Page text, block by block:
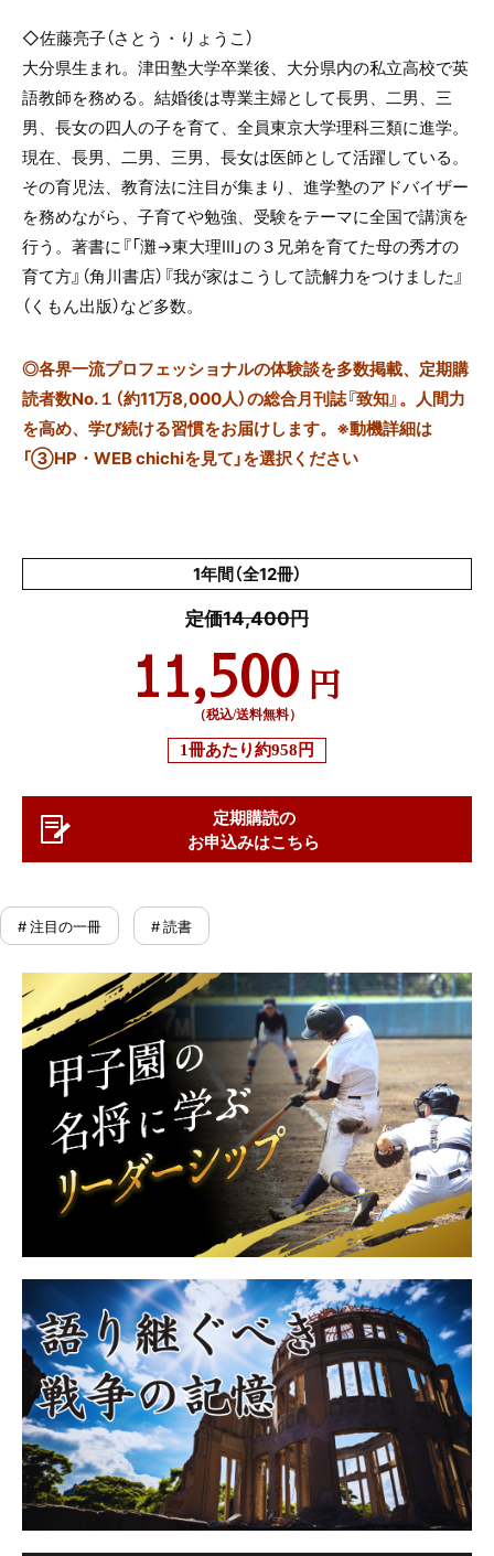
◇佐藤亮子（さとう・りょうこ）
大分県生まれ。津田塾大学卒業後、大分県内の私立高校で英
語教師を務める。結婚後は専業主婦として長男、二男、三
男、長女の四人の子を育て、全員東京大学理科三類に進学。
現在、長男、二男、三男、長女は医師として活躍している。
その育児法、教育法に注目が集まり、進学塾のアドバイザー
を務めながら、子育てや勉強、受験をテーマに全国で講演を
行う。著書に『「灘→東大理Ⅲ」の３兄弟を育てた母の秀才の
育て方』（角川書店）『我が家はこうして読解力をつけました』
（くもん出版）など多数。
◎各界一流プロフェッショナルの体験談を多数掲載、定期購
読者数No.１（約11万8,000人）の総合月刊誌『致知』。人間力
を高め、学び続ける習慣をお届けします。※動機詳細は
「③HP・WEB chichiを見て」を選択ください
1年間（全12冊）
定価14,400円
11,500 円
（税込/送料無料）
1冊あたり約958円
定期購読の
お申込みはこちら
# 注目の一冊 # 読書